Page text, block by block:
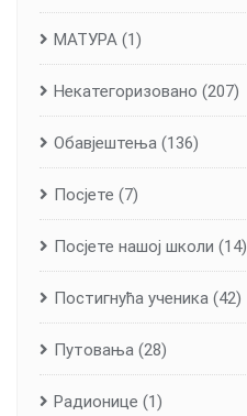
МАТУРА (1)
Некатегоризовано (207)
Обавјештења (136)
Посјете (7)
Посјете нашој школи (14)
Постигнућа ученика (42)
Путовања (28)
Радионице (1)